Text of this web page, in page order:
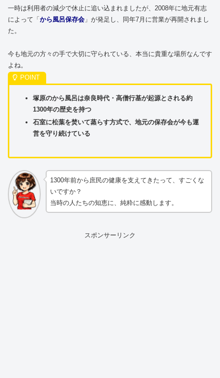
一時は利用者の減少で休止に追い込まれましたが、2008年に地元有志
によって「 から風呂保存会 」が発足し、同年7月に営業が再開されまし
た。
今も地元の方々の手で大切に守られている、本当に貴重な場所なんです
よね。
塚原のから風呂は奈良時代・高僧行基が起源とされる約
1300年の歴史を持つ
石室に松葉を焚いて蒸らす方式で、地元の保存会が今も運
営を守り続けている
1300年前から庶民の健康を支えてきたって、すごくな
いですか？
当時の人たちの知恵に、純粋に感動します。
スポンサーリンク